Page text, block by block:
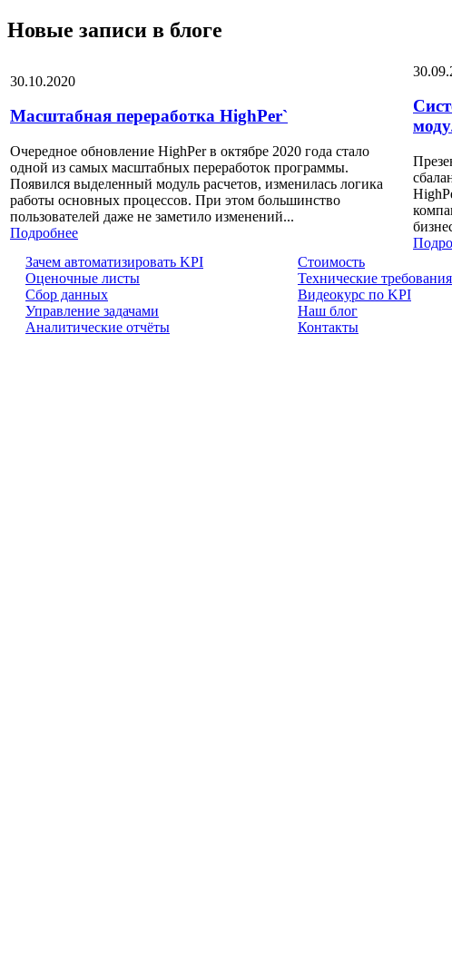
Новые записи в блоге
30.10.2020
Масштабная переработка HighPer`
Очередное обновление HighPer в октябре 2020 года стало
одной из самых масштабных переработок программы.
Появился выделенный модуль расчетов, изменилась логика
работы основных процессов. При этом большинство
пользователей даже не заметило изменений...
Подробнее
Зачем автоматизировать KPI
Оценочные листы
Сбор данных
Управление задачами
Аналитические отчёты
Cтоимость
Технические требования
Видеокурс по KPI
Наш блог
Контакты